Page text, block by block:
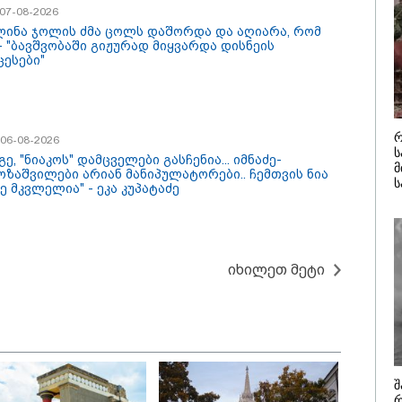
მომხდარი
08-2026
საწვავის
მკვეთრად
09:52 / 07-08-
"რაკეტები
ტრამპი
Patriot-ის
გაგზავნაზე
კატეგორიის ყველა სიახლე
თუ არა მსოფლიო
08-2026
ჯოლის ძმა ცოლს დაშორდა და აღიარა, რომ
"ბავშვობაში გიჟურად მიყვარდა დისნეის
08-2026
"ნიაკოს" დამცველები გასჩენია... იმნაძე-
არიან მანიპულატორები.. ჩემთვის ნია
მკვლელია" - ეკა კუპატაძე
იხილეთ მეტი